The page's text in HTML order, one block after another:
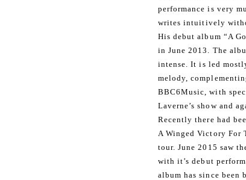
performance is very
writes intuitively
His debut album “A
in June 2013. The
intense. It is led
melody,
BBC6Music, with
Laverne’s show and
Recently there had
A Winged Victory For
tour. June 2015 saw
with it’s debut
album has since been